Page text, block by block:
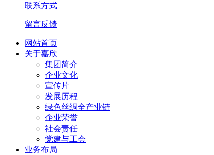
联系方式
留言反馈
网站首页
关于嘉欣
集团简介
企业文化
宣传片
发展历程
绿色丝绸全产业链
企业荣誉
社会责任
党建与工会
业务布局